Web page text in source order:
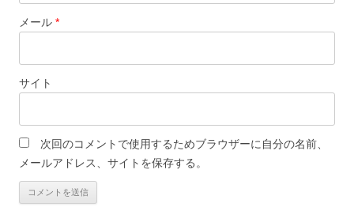
メール *
サイト
次回のコメントで使用するためブラウザーに自分の名前、
メールアドレス、サイトを保存する。